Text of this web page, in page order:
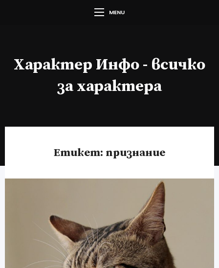
MENU
Характер Инфо - всичко
за характера
Етикет: признание